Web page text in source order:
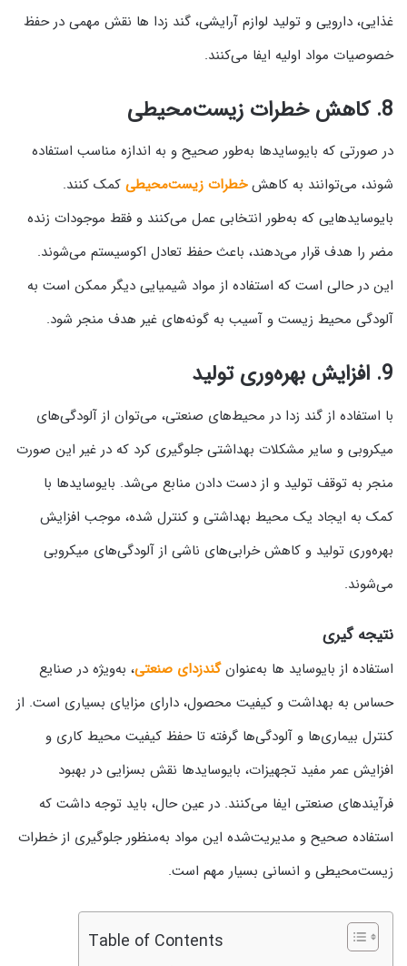
غذایی، دارویی و تولید لوازم آرایشی، گند زدا ها نقش مهمی در حفظ
خصوصیات مواد اولیه ایفا می‌کنند.
8. کاهش خطرات زیست‌محیطی
در صورتی که بایوسایدها به‌طور صحیح و به اندازه مناسب استفاده
شوند، می‌توانند به کاهشخطرات زیست‌محیطی کمک کنند.
بایوسایدهایی که به‌طور انتخابی عمل می‌کنند و فقط موجودات زنده
مضر را هدف قرار می‌دهند، باعث حفظ تعادل اکوسیستم می‌شوند.
این در حالی است که استفاده از مواد شیمیایی دیگر ممکن است به
آلودگی محیط زیست و آسیب به گونه‌های غیر هدف منجر شود.
9. افزایش بهره‌وری تولید
با استفاده از گند زدا در محیط‌های صنعتی، می‌توان از آلودگی‌های
میکروبی و سایر مشکلات بهداشتی جلوگیری کرد که در غیر این صورت
منجر به توقف تولید و از دست دادن منابع می‌شد. بایوسایدها با
کمک به ایجاد یک محیط بهداشتی و کنترل شده، موجب افزایش
بهره‌وری تولید و کاهش خرابی‌های ناشی از آلودگی‌های میکروبی
می‌شوند.
نتیجه‌ گیری
استفاده از بایوساید ها به‌عنوانگندزدای صنعتی، به‌ویژه در صنایع
حساس به بهداشت و کیفیت محصول، دارای مزایای بسیاری است. از
کنترل بیماری‌ها و آلودگی‌ها گرفته تا حفظ کیفیت محیط کاری و
افزایش عمر مفید تجهیزات، بایوسایدها نقش بسزایی در بهبود
فرآیندهای صنعتی ایفا می‌کنند. در عین حال، باید توجه داشت که
استفاده صحیح و مدیریت‌شده این مواد به‌منظور جلوگیری از خطرات
زیست‌محیطی و انسانی بسیار مهم است.
Table of Contents